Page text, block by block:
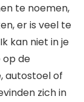
te noemen,
er is veel te
kan niet in je
op de
autostoel of
zich in